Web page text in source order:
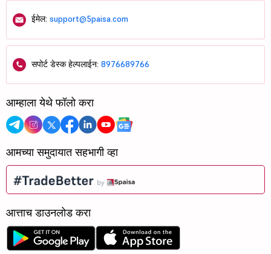
ईमेल: support@5paisa.com
सपोर्ट डेस्क हेल्पलाईन: 8976689766
आम्हाला येथे फॉलो करा
आमच्या समुदायात सहभागी व्हा
आत्ताच डाउनलोड करा